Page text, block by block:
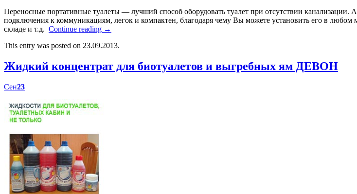
Переносные портативные туалеты — лучший способ оборудовать туалет при отсутствии канализации.
подключения к коммуникациям, легок и компактен, благодаря чему Вы можете установить его в любом
складе и т.д. Continue reading →
This entry was posted on 23.09.2013.
Жидкий концентрат для биотуалетов и выгребных ям ДЕВОН
Сен23